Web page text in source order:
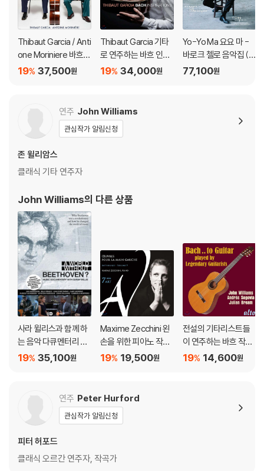
Thibaut Garcia / Anti
one Moriniere 바흐:
골드베르크 변주곡 (B
37,500원
19%
Thibaut Garcia 기타
로 연주하는 바흐 인스
퍼레이션 (Bach Inspir
34,000원
19%
Yo-Yo Ma 요요 마 -
바로크 첼로 음악집 (Si
mply Baroque) [청록
77,100원
연주 John Williams
관심작가 알림신청
존 윌리암스
클래식 기타 연주자
John Williams의 다른 상품
사라 윌리스과 함께 하
는 음악 다큐멘터리 -
베토벤이 없었다면?
A World without Be
35,100원
19%
Maxime Zecchini 왼
손을 위한 피아노 작품
9집 (Works for Left
19,500원
19%
전설의 기타리스트들
이 연주하는 바흐 작품
집 (Bach To Guitar: P
14,600원
19%
연주 Peter Hurford
관심작가 알림신청
피터 허포드
클래식 오르간 연주자, 작곡가